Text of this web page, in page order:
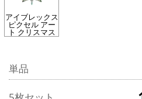
アイブレックス
ピクセル アー
ト クリスマス
単品